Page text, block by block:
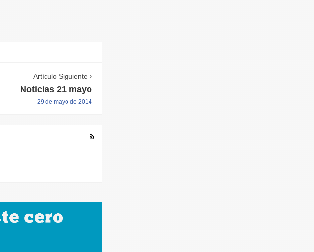
Artículo Siguiente
Noticias 21 mayo
29 de mayo de 2014